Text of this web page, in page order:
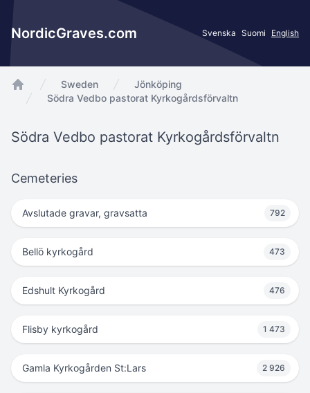
NordicGraves.com Svenska Suomi English
app.Start
Sweden
Jönköping
Södra Vedbo pastorat Kyrkogårdsförvaltn
Södra Vedbo pastorat Kyrkogårdsförvaltn
Cemeteries
Avslutade gravar, gravsatta 792
Bellö kyrkogård 473
Edshult Kyrkogård 476
Flisby kyrkogård 1 473
Gamla Kyrkogården St:Lars 2 926